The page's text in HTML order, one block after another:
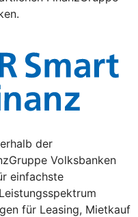
der
Volksbanken
einfachste
für Leasing, Mietkauf